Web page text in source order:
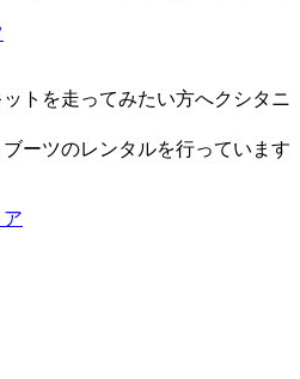
トを走ってみたい方へクシタニ
ーツのレンタルを行っています